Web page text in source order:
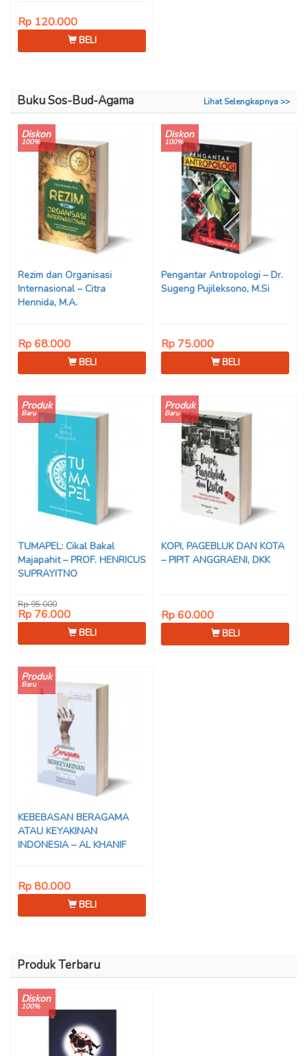
Rp 120.000
BELI
Buku Sos-Bud-Agama Lihat Selengkapnya >>
Diskon
100%
Rezim dan Organisasi
Internasional – Citra
Hennida, M.A.
Rp 68.000
BELI
Diskon
100%
Pengantar Antropologi – Dr.
Sugeng Pujileksono, M.Si
Rp 75.000
BELI
Produk
Baru
TUMAPEL: Cikal Bakal
Majapahit – PROF. HENRICUS
SUPRAYITNO
Rp 95.000
Rp 76.000
BELI
Produk
Baru
KOPI, PAGEBLUK DAN KOTA
– PIPIT ANGGRAENI, DKK
Rp 60.000
BELI
Produk
Baru
KEBEBASAN BERAGAMA
ATAU KEYAKINAN
INDONESIA – AL KHANIF
Rp 80.000
BELI
Produk Terbaru
Diskon
100%